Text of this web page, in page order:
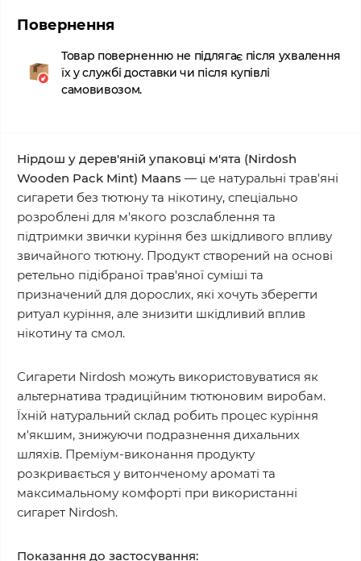
Повернення
Товар поверненню не підлягає після ухвалення
їх у службі доставки чи після купівлі
самовивозом.
Нірдош у дерев'яній упаковці м'ята (Nirdosh
Wooden Pack Mint) Maans — це натуральні трав'яні
сигарети без тютюну та нікотину, спеціально
розроблені для м'якого розслаблення та
підтримки звички куріння без шкідливого впливу
звичайного тютюну. Продукт створений на основі
ретельно підібраної трав'яної суміші та
призначений для дорослих, які хочуть зберегти
ритуал куріння, але знизити шкідливий вплив
нікотину та смол.
Сигарети Nirdosh можуть використовуватися як
альтернатива традиційним тютюновим виробам.
Їхній натуральний склад робить процес куріння
м'якшим, знижуючи подразнення дихальних
шляхів. Преміум-виконання продукту
розкривається у витонченому ароматі та
максимальному комфорті при використанні
сигарет Nirdosh.
Показання до застосування: